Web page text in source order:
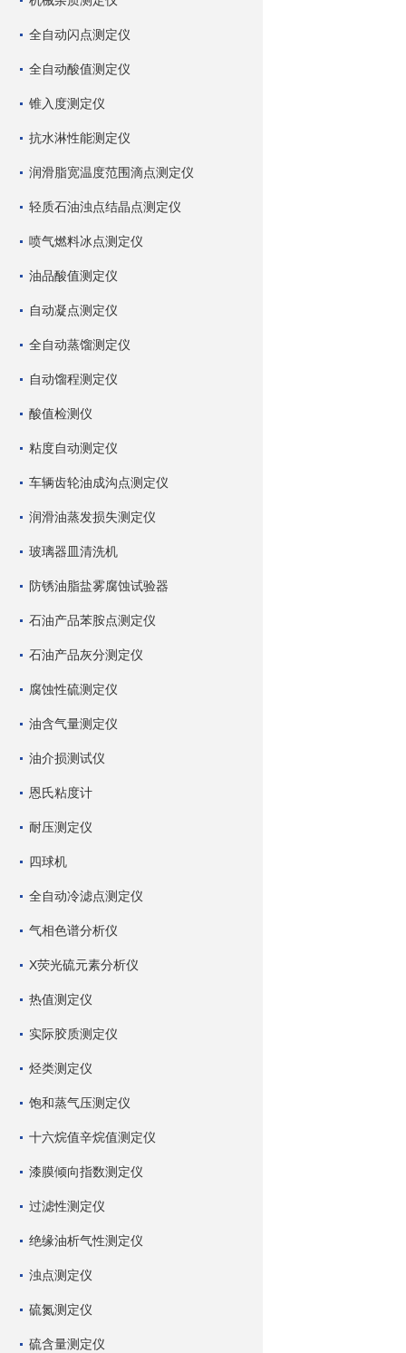
全自动闪点测定仪
全自动酸值测定仪
锥入度测定仪
抗水淋性能测定仪
润滑脂宽温度范围滴点测定仪
轻质石油浊点结晶点测定仪
喷气燃料冰点测定仪
油品酸值测定仪
自动凝点测定仪
全自动蒸馏测定仪
自动馏程测定仪
酸值检测仪
粘度自动测定仪
车辆齿轮油成沟点测定仪
润滑油蒸发损失测定仪
玻璃器皿清洗机
防锈油脂盐雾腐蚀试验器
石油产品苯胺点测定仪
石油产品灰分测定仪
腐蚀性硫测定仪
油含气量测定仪
油介损测试仪
恩氏粘度计
耐压测定仪
四球机
全自动冷滤点测定仪
气相色谱分析仪
X荧光硫元素分析仪
热值测定仪
实际胶质测定仪
烃类测定仪
饱和蒸气压测定仪
十六烷值辛烷值测定仪
漆膜倾向指数测定仪
过滤性测定仪
绝缘油析气性测定仪
浊点测定仪
硫氮测定仪
硫含量测定仪